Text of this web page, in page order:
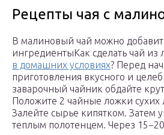
Рецепты чая с
В малиновый чай можно
ингредиентыКак сделать чай из
в домашних условиях? Перед
приготовления вкусного и
заварочный чайник обдайте
Положите 2 чайные ложки сухих
Залейте сырье кипятком. Затем
теплым полотенцем. Через